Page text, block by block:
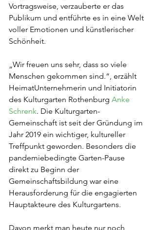
Vortragsweise, verzauberte er das
Publikum und entführte es in eine Welt
voller Emotionen und künstlerischer
Schönheit.
„Wir freuen uns sehr, dass so viele
Menschen gekommen sind.“, erzählt
HeimatUnternehmerin und Initiatorin
des Kulturgarten Rothenburg Anke
Schrenk. Die Kulturgarten-
Gemeinschaft ist seit der Gründung im
Jahr 2019 ein wichtiger, kultureller
Treffpunkt geworden. Besonders die
pandemiebedingte Garten-Pause
direkt zu Beginn der
Gemeinschaftsbildung war eine
Herausforderung für die engagierten
Hauptakteure des Kulturgartens.
Davon merkt man heute nur noch